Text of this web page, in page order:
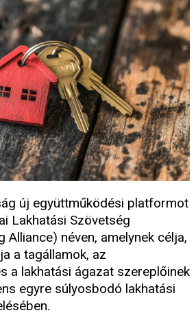
új együttműködési platformot
Lakhatási Szövetség
Alliance) néven, amelynek célja,
a tagállamok, az
a lakhatási ágazat szereplőinek
egyre súlyosbodó lakhatási